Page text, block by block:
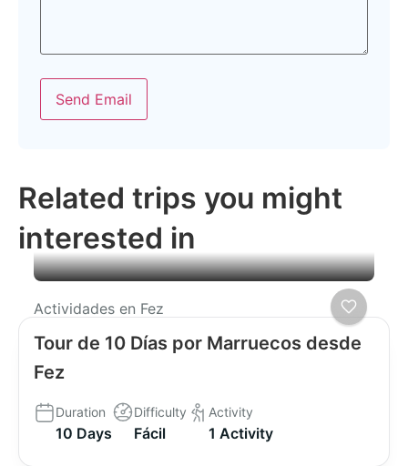
Send Email
Related trips you might
interested in
Actividades en Fez
Tour de 10 Días por Marruecos desde
Fez
Duration
10 Days
Difficulty
Fácil
Activity
1 Activity